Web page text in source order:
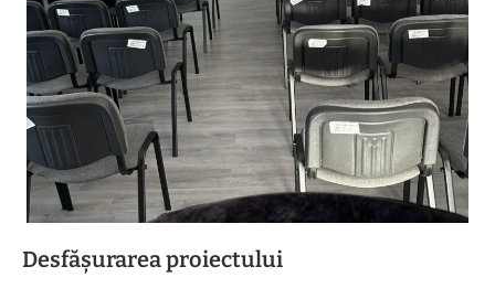
Desfășurarea proiectului